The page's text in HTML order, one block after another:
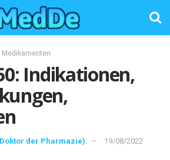
Medikamenten
Indikationen,
der Pharmazie) 19/08/2022